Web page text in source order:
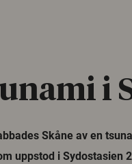
i
Skåne av en
uppstod i Sydostasien